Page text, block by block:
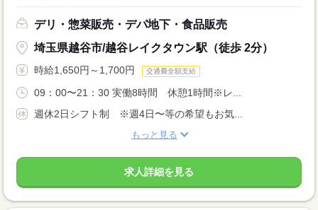
デリ・惣菜販売・デパ地下・食品販売
埼玉県越谷市/越谷レイクタウン駅（徒歩 2分）
時給1,650円～1,700円 交通費全額支給
09：00〜21：30 実働8時間 休憩1時間※レ...
週休2日シフト制 ※週4日〜等の希望もお気...
もっと見る
求人詳細を見る